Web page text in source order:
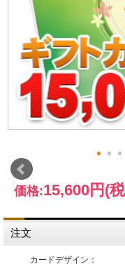
価格:15,600円 (
注文
カードデザイン：